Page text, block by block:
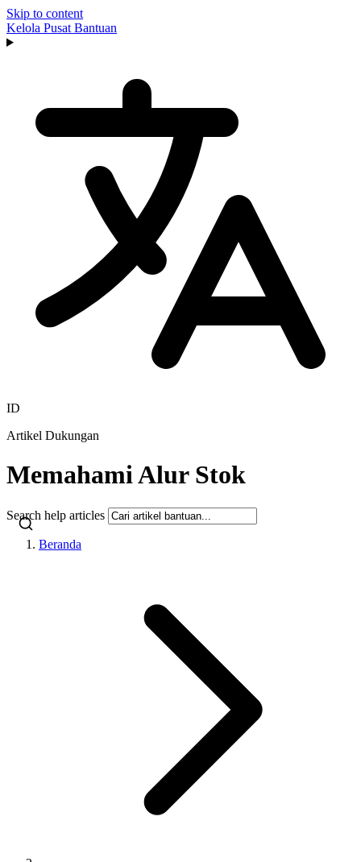
Skip to content
Kelola Pusat Bantuan
ID
Artikel Dukungan
Memahami Alur Stok
Search help articles
Beranda